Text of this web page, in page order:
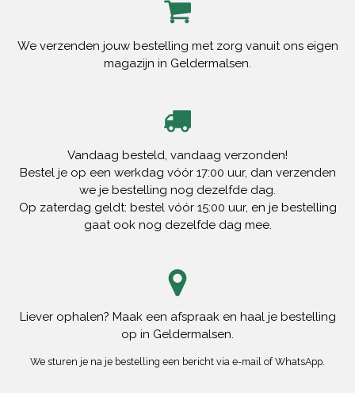
We verzenden jouw bestelling met zorg vanuit ons eigen
magazijn in Geldermalsen.
Vandaag besteld, vandaag verzonden!
Bestel je op een werkdag vóór 17:00 uur, dan verzenden
we je bestelling nog dezelfde dag.
Op zaterdag geldt: bestel vóór 15:00 uur, en je bestelling
gaat ook nog dezelfde dag mee.
Liever ophalen? Maak een afspraak en haal je bestelling
op in Geldermalsen.
We sturen je na je bestelling een bericht via e-mail of WhatsApp.